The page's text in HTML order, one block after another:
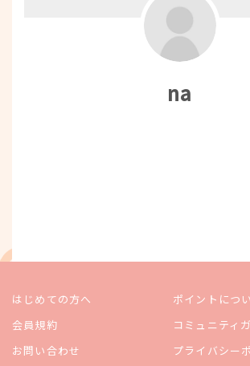
na
はじめての方へ
ポイントにつ
会員規約
コミュニティ
お問い合わせ
プライバシー